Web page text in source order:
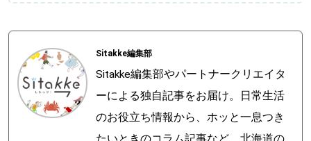
閉じる
Sitakke編集部
Sitakke編集部やパートナークリエイタ
ーによる独自記事をお届け。日常生活
のお役立ち情報から、ホッと一息つき